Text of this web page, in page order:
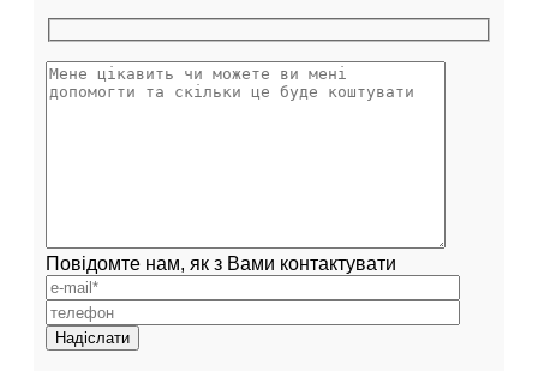
Повідомте нам, як з Вами контактувати